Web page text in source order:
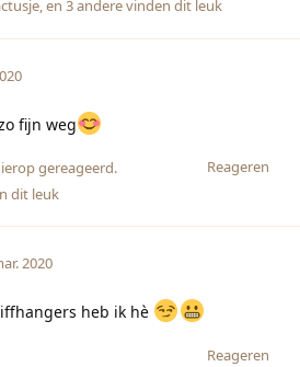
, en 3anderevinden dit leuk
fijn weg
Reageren
gereageerd.
dit leuk
2020
heb ik hè
Reageren